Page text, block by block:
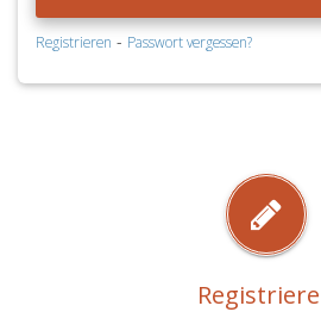
Registrieren - Passwort vergessen?